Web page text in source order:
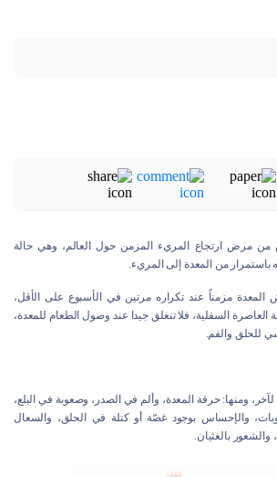
من مرض ارتجاع المريء المزمن حول العالم، وهي حالة
باستمرار من المعدة إلى المريء.
المعدة مزمناً عند تكراره مرتين في الأسبوع على الأقل،
السفلية، فلا تنغلق جيدا عند وصول الطعام للمعدة،
للحلق والفم.
ومنها: حرقة المعدة، وألم في الصدر، وصعوبة في البلع،
والإحساس بوجود غصّة أو كتلة في الحلق، والسعال
والشعور بالغثيان.